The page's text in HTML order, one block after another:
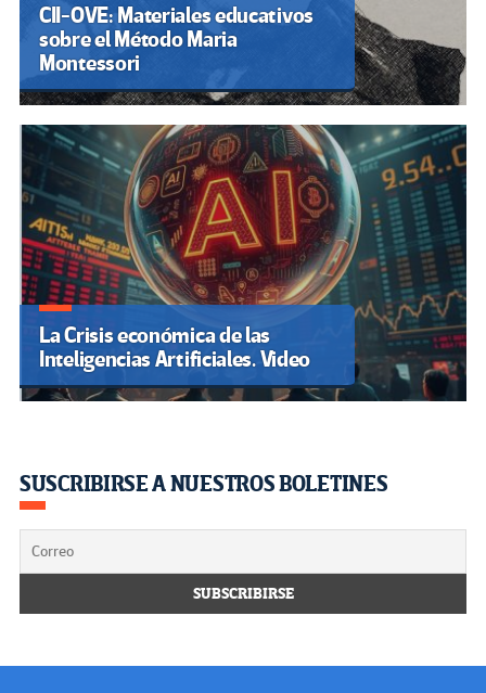
CII-OVE: Materiales educativos
sobre el Método Maria
Montessori
La Crisis económica de las
Inteligencias Artificiales. Video
SUSCRIBIRSE A NUESTROS BOLETINES